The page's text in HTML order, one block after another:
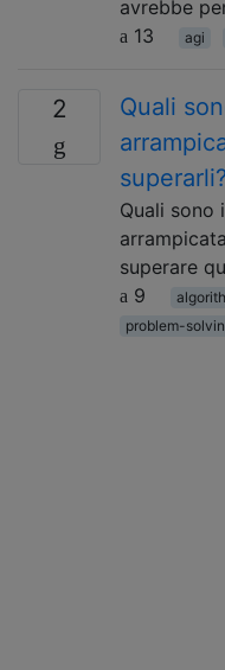
avrebbe
13
agi
2
Quali
superarli?
Quali
superare
9
problem-